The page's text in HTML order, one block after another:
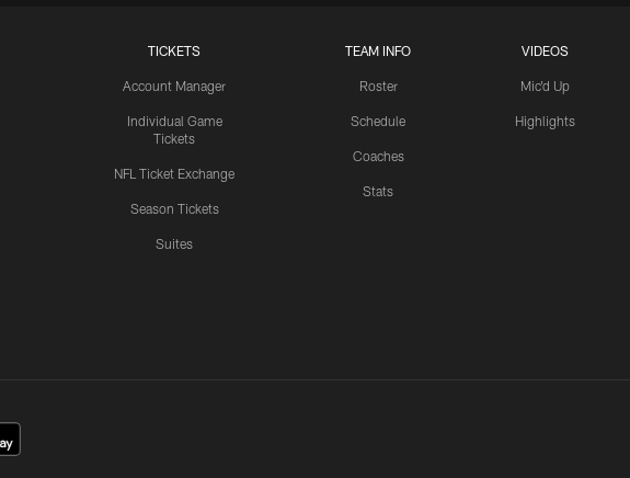
TICKETS
Account Manager
Individual Game
Tickets
NFL Ticket Exchange
Season Tickets
Suites
TEAM INFO
Roster
Schedule
Coaches
Stats
VIDEOS
Mic'd Up
Highlights